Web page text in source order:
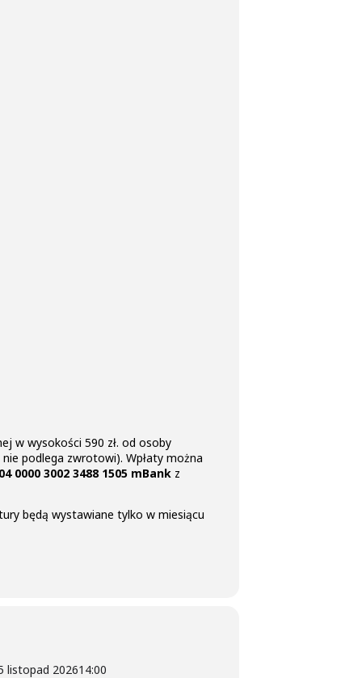
w wysokości 590 zł. od osoby
podlega zwrotowi). Wpłaty można
0000 3002 3488 1505 mBank z
będą wystawiane tylko w miesiącu
listopad 202614:00